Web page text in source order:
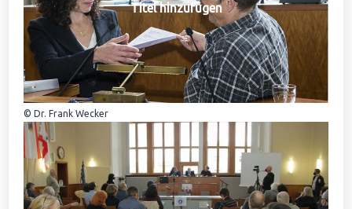
Titel hinzufügen
© Dr. Frank Wecker